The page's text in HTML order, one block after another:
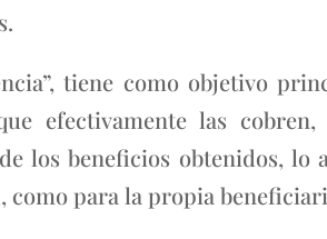
tiene como objetivo
efectivamente las
los beneficios obtenidos,
para la propia